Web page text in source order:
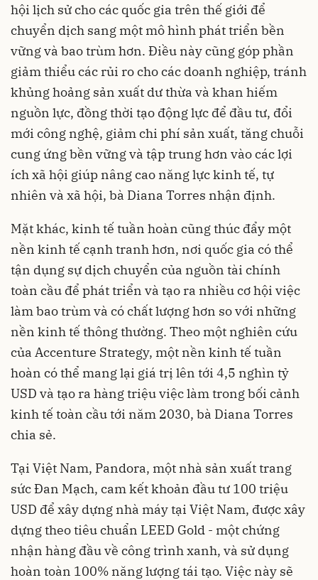
hội lịch sử cho các quốc gia trên thế giới để
chuyển dịch sang một mô hình phát triển bền
vững và bao trùm hơn. Điều này cũng góp phần
giảm thiểu các rủi ro cho các doanh nghiệp, tránh
khủng hoảng sản xuất dư thừa và khan hiếm
nguồn lực, đồng thời tạo động lực để đầu tư, đổi
mới công nghệ, giảm chi phí sản xuất, tăng chuỗi
cung ứng bền vững và tập trung hơn vào các lợi
ích xã hội giúp nâng cao năng lực kinh tế, tự
nhiên và xã hội, bà Diana Torres nhận định.
Mặt khác, kinh tế tuần hoàn cũng thúc đẩy một
nền kinh tế cạnh tranh hơn, nơi quốc gia có thể
tận dụng sự dịch chuyển của nguồn tài chính
toàn cầu để phát triển và tạo ra nhiều cơ hội việc
làm bao trùm và có chất lượng hơn so với những
nền kinh tế thông thường. Theo một nghiên cứu
của Accenture Strategy, một nền kinh tế tuần
hoàn có thể mang lại giá trị lên tới 4,5 nghìn tỷ
USD và tạo ra hàng triệu việc làm trong bối cảnh
kinh tế toàn cầu tới năm 2030, bà Diana Torres
chia sẻ.
Tại Việt Nam, Pandora, một nhà sản xuất trang
sức Đan Mạch, cam kết khoản đầu tư 100 triệu
USD để xây dựng nhà máy tại Việt Nam, được xây
dựng theo tiêu chuẩn LEED Gold - một chứng
nhận hàng đầu về công trình xanh, và sử dụng
hoàn toàn 100% năng lượng tái tạo. Việc này sẽ